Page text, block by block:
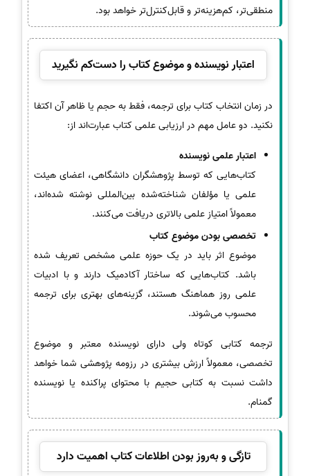
منطقی‌تر، کم‌هزینه‌تر و قابل‌کنترل‌تر خواهد بود.
اعتبار نویسنده و موضوع کتاب را دست‌کم نگیرید
در زمان انتخاب کتاب برای ترجمه، فقط به حجم یا ظاهر آن اکتفا
نکنید. دو عامل مهم در ارزیابی علمی کتاب عبارت‌اند از:
اعتبار علمی نویسنده
کتاب‌هایی که توسط پژوهشگران دانشگاهی، اعضای هیئت
علمی یا مؤلفان شناخته‌شده بین‌المللی نوشته شده‌اند،
معمولاً امتیاز علمی بالاتری دریافت می‌کنند.
تخصصی بودن موضوع کتاب
موضوع اثر باید در یک حوزه علمی مشخص تعریف شده
باشد. کتاب‌هایی که ساختار آکادمیک دارند و با ادبیات
علمی روز هماهنگ هستند، گزینه‌های بهتری برای ترجمه
محسوب می‌شوند.
ترجمه کتابی کوتاه ولی دارای نویسنده معتبر و موضوع
تخصصی، معمولاً ارزش بیشتری در رزومه پژوهشی شما خواهد
داشت نسبت به کتابی حجیم با محتوای پراکنده یا نویسنده
گمنام.
تازگی و به‌روز بودن اطلاعات کتاب اهمیت دارد